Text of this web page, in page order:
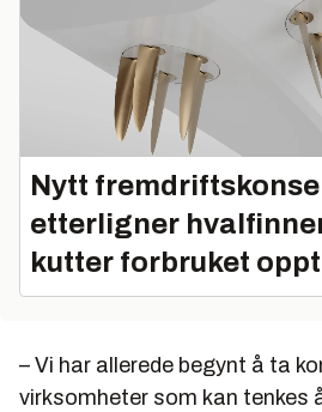
Nytt
etterligner
kutter forbruket
– Vi har allerede begynt å ta
virksomheter som kan tenkes